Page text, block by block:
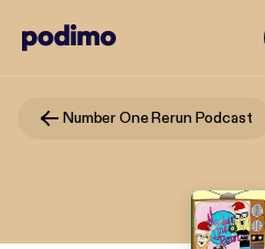
Number One Rerun Podcast